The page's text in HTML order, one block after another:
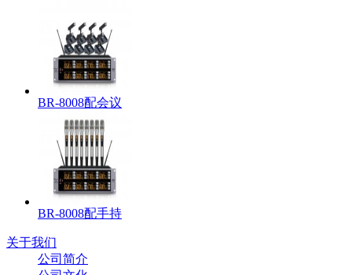
BR-8008配会议
BR-8008配手持
关于我们
公司简介